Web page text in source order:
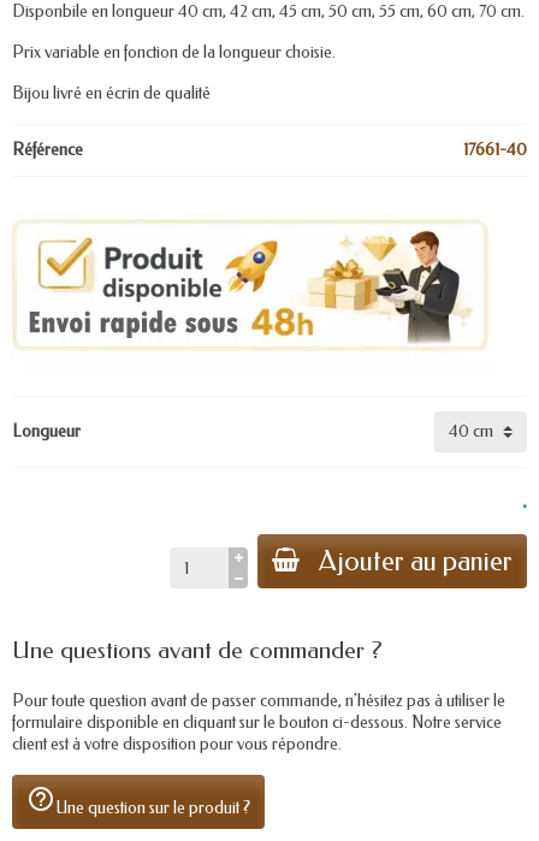
Disponbile en longueur 40 cm, 42 cm, 45 cm, 50 cm, 55 cm, 60 cm, 70 cm.
Prix variable en fonction de la longueur choisie.
Bijou livré en écrin de qualité
Référence 17661-40
Longueur
.
Ajouter au panier
Une questions avant de commander ?
Pour toute question avant de passer commande, n'hésitez pas à utiliser le
formulaire disponible en cliquant sur le bouton ci-dessous. Notre service
client est à votre disposition pour vous répondre.
help_outlineUne question sur le produit ?